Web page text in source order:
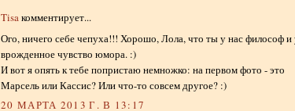
Tisaкомментирует...
Ого, ничего себе чепуха!!! Хорошо, Лола, что ты у нас философ и
врожденное чувство юмора. :)
И вот я опять к тебе попристаю немножко: на первом фото - это
Марсель или Кассис? Или что-то совсем другое? :)
20 МАРТА 2013 Г. В 13:17